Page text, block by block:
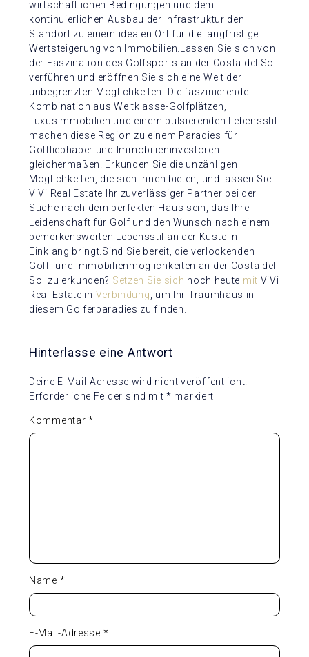
wirtschaftlichen Bedingungen und dem
kontinuierlichen Ausbau der Infrastruktur den
Standort zu einem idealen Ort für die langfristige
Wertsteigerung von Immobilien.Lassen Sie sich von
der Faszination des Golfsports an der Costa del Sol
verführen und eröffnen Sie sich eine Welt der
unbegrenzten Möglichkeiten. Die faszinierende
Kombination aus Weltklasse-Golfplätzen,
Luxusimmobilien und einem pulsierenden Lebensstil
machen diese Region zu einem Paradies für
Golfliebhaber und Immobilieninvestoren
gleichermaßen. Erkunden Sie die unzähligen
Möglichkeiten, die sich Ihnen bieten, und lassen Sie
ViVi Real Estate Ihr zuverlässiger Partner bei der
Suche nach dem perfekten Haus sein, das Ihre
Leidenschaft für Golf und den Wunsch nach einem
bemerkenswerten Lebensstil an der Küste in
Einklang bringt.Sind Sie bereit, die verlockenden
Golf- und Immobilienmöglichkeiten an der Costa del
Sol zu erkunden? Setzen Sie sich noch heute mit ViVi
Real Estate in Verbindung, um Ihr Traumhaus in
diesem Golferparadies zu finden.
Hinterlasse eine Antwort
Deine E-Mail-Adresse wird nicht veröffentlicht.
Erforderliche Felder sind mit * markiert
Kommentar *
Name *
E-Mail-Adresse *